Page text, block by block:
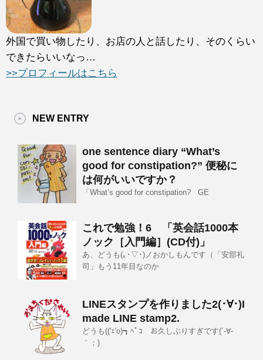
外国で買い物したり、お店の人と話したり、そのくらい
できたらいいなっ…
>>プロフィールはこちら
NEW ENTRY
one sentence diary “What’s
good for constipation?” 便秘に
は何がいいですか？
「What’s good for constipation? GE
これで勉強！6 「英会話1000本
ノック［入門編］(CD付)」
あ、どうも(｡･▽･)ノおかしもんです（「安部礼
司」もう11年目なのか
LINEスタンプを作りました2(･∀･)I
made LINE stamp2.
どうも(('ｪ'o)┓ﾍﾟｺ お久しぶりすぎです(´-∀-
｀；)